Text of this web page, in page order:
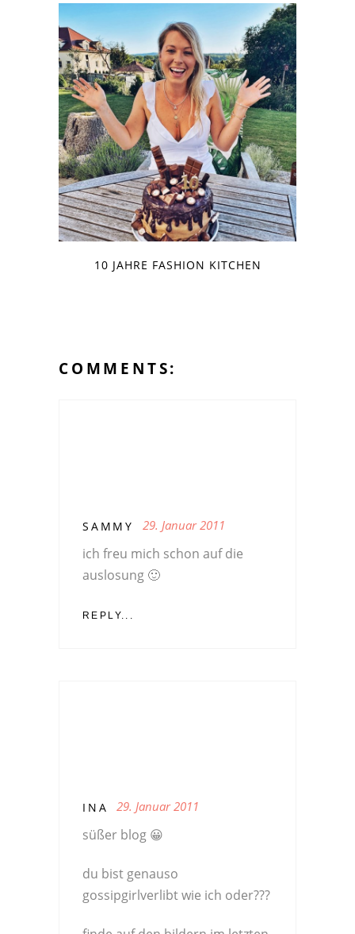
10 JAHRE FASHION KITCHEN
COMMENTS:
SAMMY 29. Januar 2011
ich freu mich schon auf die
auslosung 🙂
REPLY...
INA 29. Januar 2011
süßer blog 😀
du bist genauso
gossipgirlverlibt wie ich oder???